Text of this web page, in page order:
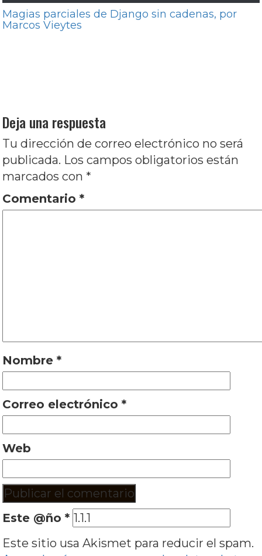
Magias parciales de Django sin cadenas, por
Marcos Vieytes
Deja una respuesta
Tu dirección de correo electrónico no será
publicada. Los campos obligatorios están
marcados con *
Comentario*
Nombre*
Correo electrónico*
Web
Este @ño*
Este sitio usa Akismet para reducir el spam.